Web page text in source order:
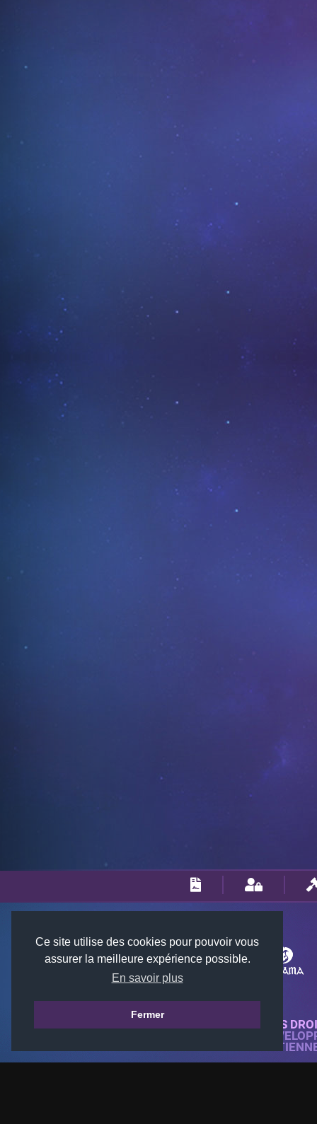
Ce site utilise des cookies pour pouvoir vous
assurer la meilleure expérience possible.
En savoir plus
Fermer
© 2018-2026 KTARENA. TOUS
SITE WEB ENTIÈREMENT
TOUTES LES IMAGES